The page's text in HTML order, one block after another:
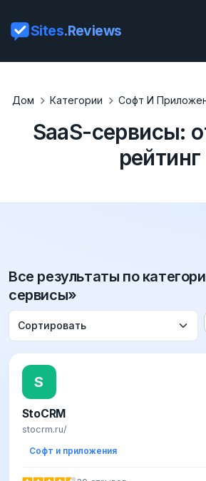
Sites.Reviews
Дом Категории Софт И
SaaS-сервисы:
рейтинг
Все результаты по
сервисы»
S
StoCRM
stocrm.ru/
Софт и приложения